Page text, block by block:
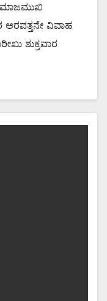
ಅರವತ್ತನೇ ವಿವಾಹ
ಶುಕ್ರವಾರ